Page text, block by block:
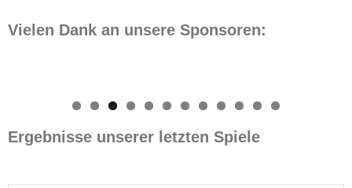
Vielen Dank an unsere Sponsoren:
0 1 2
Ergebnisse unserer letzten Spiele